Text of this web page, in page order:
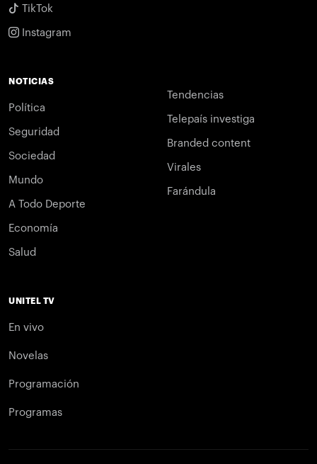
TikTok
Instagram
NOTICIAS
Política
Seguridad
Sociedad
Mundo
A Todo Deporte
Economía
Salud
Tendencias
Telepaís investiga
Branded content
Virales
Farándula
UNITEL TV
En vivo
Novelas
Programación
Programas